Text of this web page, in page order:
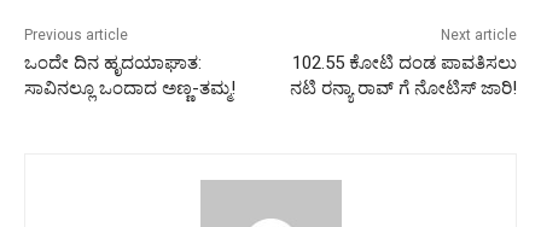
Previous article
ಒಂದೇ ದಿನ ಹೃದಯಾಘಾತ:
ಸಾವಿನಲ್ಲೂ ಒಂದಾದ ಅಣ್ಣ-ತಮ್ಮ!
Next article
102.55 ಕೋಟಿ ದಂಡ ಪಾವತಿಸಲು
ನಟಿ ರನ್ಯಾ ರಾವ್ ಗೆ ನೋಟಿಸ್ ಜಾರಿ!